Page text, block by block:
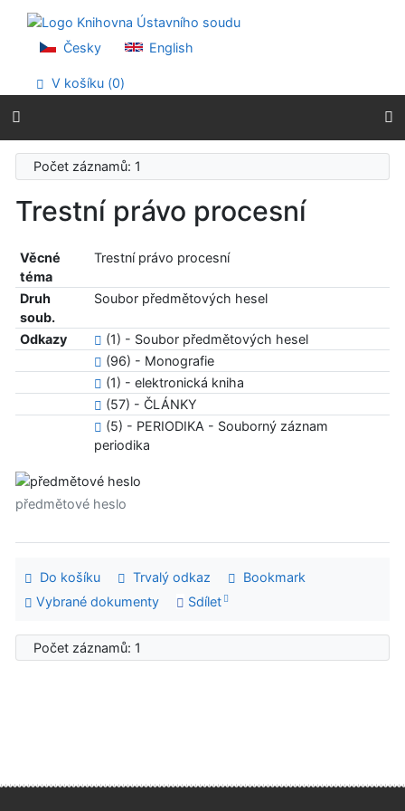
Přejít na menu
Prohlášení o webové přístupnosti
Česky English
V košíku (0)
Počet záznamů: 1
Trestní právo procesní
Věcné
téma
Trestní právo procesní
Druh
soub.
Soubor předmětových hesel
Odkazy
(1) - Soubor předmětových hesel
(96) - Monografie
(1) - elektronická kniha
(57) - ČLÁNKY
(5) - PERIODIKA - Souborný záznam
periodika
předmětové heslo
Do košíku Trvalý odkaz
Bookmark
Vybrané dokumenty
Sdílet
Počet záznamů: 1